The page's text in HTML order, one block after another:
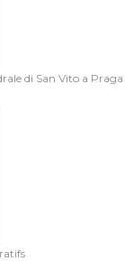
di San Vito a Praga